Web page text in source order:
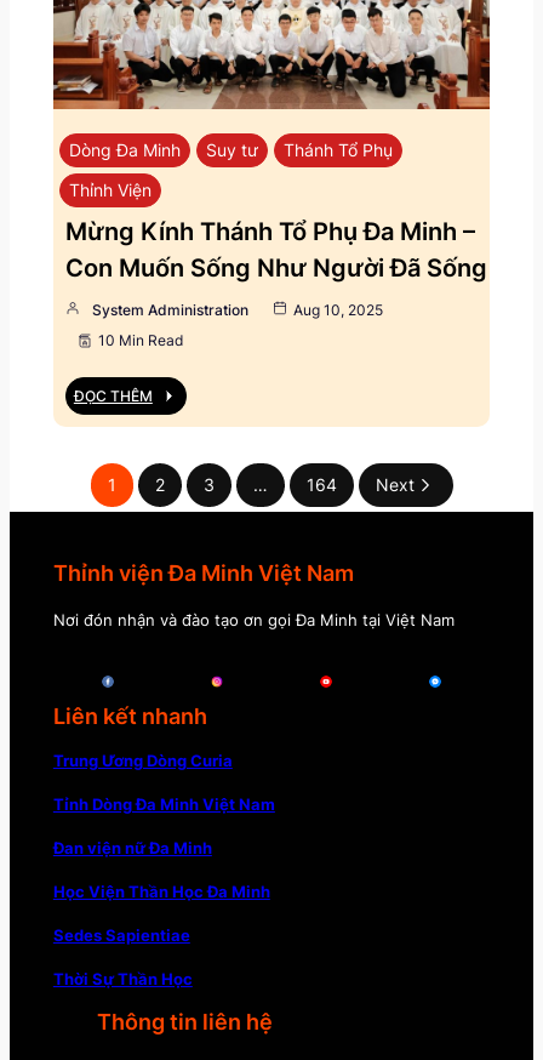
Dòng Đa Minh Suy tư
Thánh Tổ Phụ
Thỉnh Viện
Mừng Kính Thánh Tổ Phụ Đa Minh –
Con Muốn Sống Như Người Đã Sống
System Administration
Aug 10, 2025
10 Min Read
ĐỌC THÊM
1 2 3 … 164 Next
Thỉnh viện Đa Minh Việt Nam
Nơi đón nhận và đào tạo ơn gọi Đa Minh tại Việt Nam
Liên kết nhanh
Trung Ương Dòng Curia
Tỉnh Dòng Đa Minh Việt Nam
Đan viện nữ Đa Minh
Học Viện Thần Học Đa Minh
Sedes Sapientiae
Thời Sự Thần Học
Thông tin liên hệ